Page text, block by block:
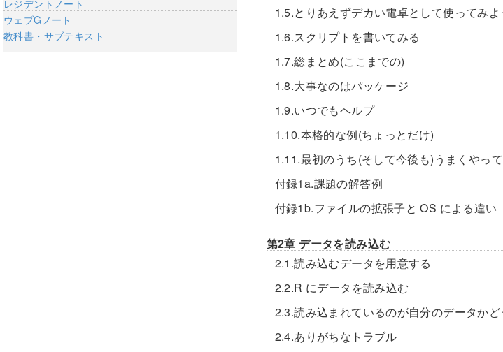
1.5.とりあえずデカい電卓として使ってみよ
1.6.スクリプトを書いてみる
1.7.総まとめ(ここまでの)
1.8.大事なのはパッケージ
1.9.いつでもヘルプ
1.10.本格的な例(ちょっとだけ)
1.11.最初のうち(そして今後も)うまくやっ
付録1a.課題の解答例
付録1b.ファイルの拡張子と OS による違い
第2章 データを読み込む
2.1.読み込むデータを用意する
2.2.R にデータを読み込む
2.3.読み込まれているのが自分のデータか
2.4.ありがちなトラブル
レジデントノート
ウェブGノート
教科書・サブテキスト